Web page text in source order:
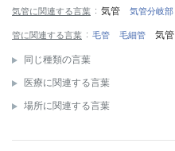
気管に関連する言葉 気管 気管分岐部
管に関連する言葉 毛管 毛細管 気管
同じ種類の言葉
医療に関連する言葉
場所に関連する言葉